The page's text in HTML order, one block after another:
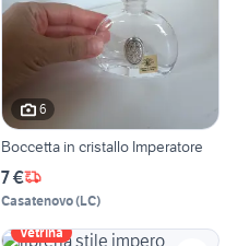
6
Boccetta in cristallo Imperatore
7 €
Casatenovo(LC)
Vetrina